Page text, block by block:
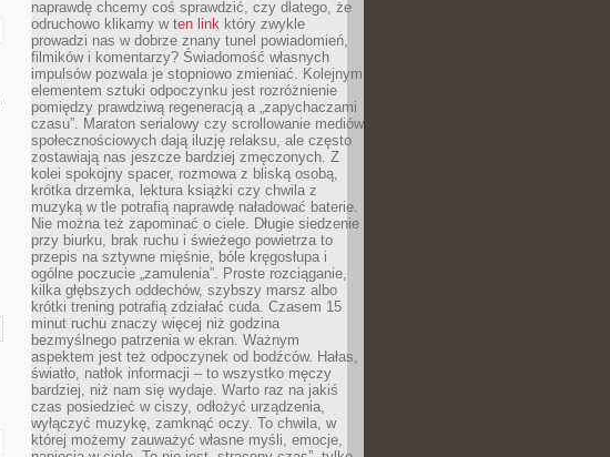
naprawdę chcemy coś sprawdzić, czy dlatego, że
odruchowo klikamy w ten link który zwykle
prowadzi nas w dobrze znany tunel powiadomień,
filmików i komentarzy? Świadomość własnych
impulsów pozwala je stopniowo zmieniać. Kolejnym
elementem sztuki odpoczynku jest rozróżnienie
pomiędzy prawdziwą regeneracją a „zapychaczami
czasu”. Maraton serialowy czy scrollowanie mediów
społecznościowych dają iluzję relaksu, ale często
zostawiają nas jeszcze bardziej zmęczonych. Z
kolei spokojny spacer, rozmowa z bliską osobą,
krótka drzemka, lektura książki czy chwila z
muzyką w tle potrafią naprawdę naładować baterie.
Nie można też zapominać o ciele. Długie siedzenie
przy biurku, brak ruchu i świeżego powietrza to
przepis na sztywne mięśnie, bóle kręgosłupa i
ogólne poczucie „zamulenia”. Proste rozciąganie,
kilka głębszych oddechów, szybszy marsz albo
krótki trening potrafią zdziałać cuda. Czasem 15
minut ruchu znaczy więcej niż godzina
bezmyślnego patrzenia w ekran. Ważnym
aspektem jest też odpoczynek od bodźców. Hałas,
światło, natłok informacji – to wszystko męczy
bardziej, niż nam się wydaje. Warto raz na jakiś
czas posiedzieć w ciszy, odłożyć urządzenia,
wyłączyć muzykę, zamknąć oczy. To chwila, w
której możemy zauważyć własne myśli, emocje,